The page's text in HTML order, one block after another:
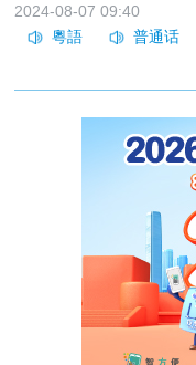
2024-08-07 09:40